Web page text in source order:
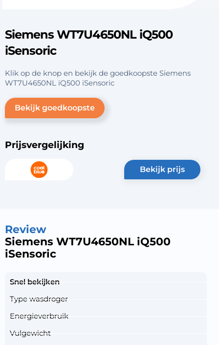
Siemens WT7U4650NL iQ500
iSensoric
Klik op de knop en bekijk de goedkoopste Siemens
WT7U4650NL iQ500 iSensoric
Bekijk goedkoopste
Prijsvergelijking
bekijk prijs
Review
Siemens WT7U4650NL iQ500
iSensoric
Snel bekijken
Type wasdroger
Energieverbruik
Vulgewicht